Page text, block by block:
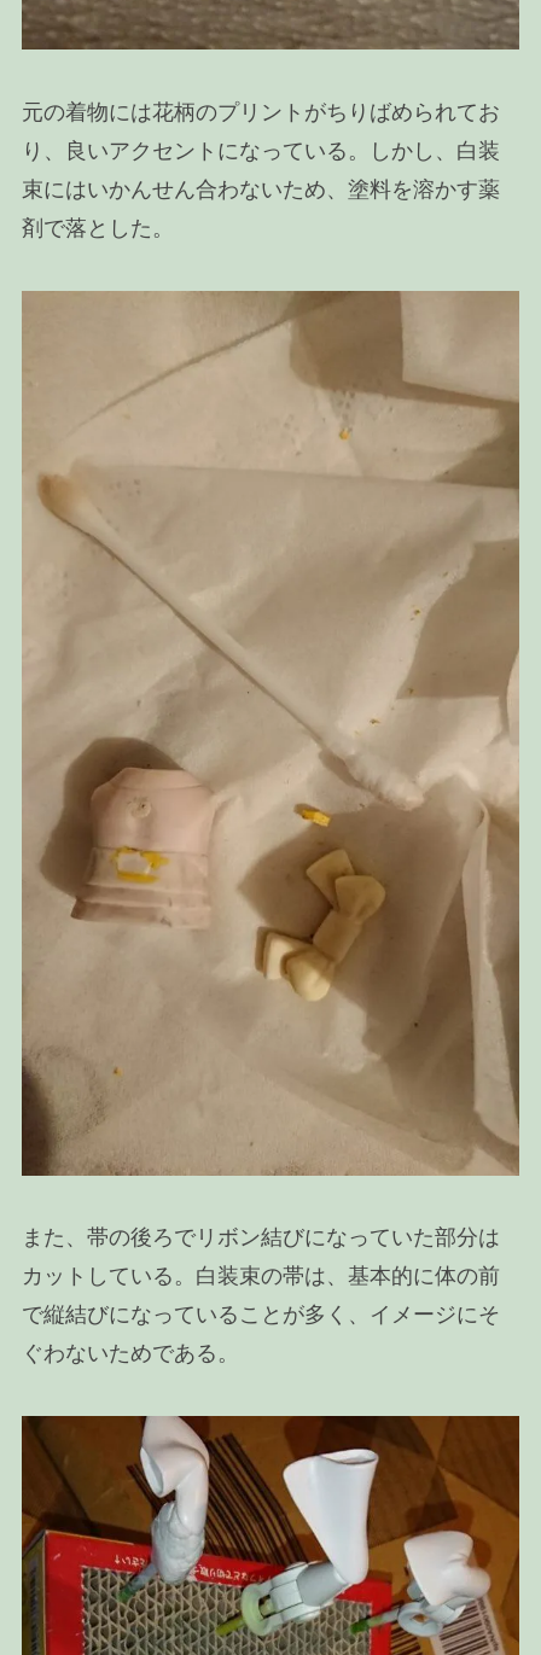
元の着物には花柄のプリントがちりばめられてお
り、良いアクセントになっている。しかし、白装
束にはいかんせん合わないため、塗料を溶かす薬
剤で落とした。
また、帯の後ろでリボン結びになっていた部分は
カットしている。白装束の帯は、基本的に体の前
で縦結びになっていることが多く、イメージにそ
ぐわないためである。